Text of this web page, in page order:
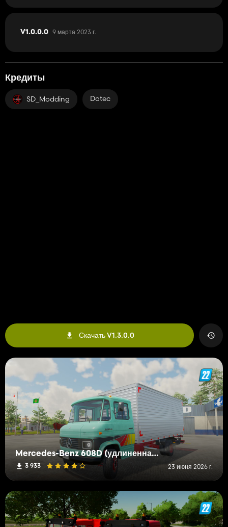
V1.0.0.0 9 марта 2023 г.
Кредиты
SD_Modding Dotec
Скачать V1.3.0.0
Mercedes-Benz 608D (удлиненная версия)
3 933 23 июня 2026 г.